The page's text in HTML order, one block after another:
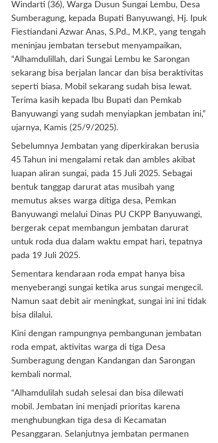
Windarti (36), Warga Dusun Sungai Lembu, Desa
Sumberagung, kepada Bupati Banyuwangi, Hj. Ipuk
Fiestiandani Azwar Anas, S.Pd., M.KP., yang tengah
meninjau jembatan tersebut menyampaikan,
“Alhamdulillah, dari Sungai Lembu ke Sarongan
sekarang bisa berjalan lancar dan bisa beraktivitas
seperti biasa. Mobil sekarang sudah bisa lewat.
Terima kasih kepada Ibu Bupati dan Pemkab
Banyuwangi yang sudah menyiapkan jembatan ini,”
ujarnya, Kamis (25/9/2025).
Sebelumnya Jembatan yang diperkirakan berusia
45 Tahun ini mengalami retak dan ambles akibat
luapan aliran sungai, pada 15 Juli 2025. Sebagai
bentuk tanggap darurat atas musibah yang
memutus akses warga ditiga desa, Pemkan
Banyuwangi melalui Dinas PU CKPP Banyuwangi,
bergerak cepat membangun jembatan darurat
untuk roda dua dalam waktu empat hari, tepatnya
pada 19 Juli 2025.
Sementara kendaraan roda empat hanya bisa
menyeberangi sungai ketika arus sungai mengecil.
Namun saat debit air meningkat, sungai ini ini tidak
bisa dilalui.
Kini dengan rampungnya pembangunan jembatan
roda empat, aktivitas warga di tiga Desa
Sumberagung dengan Kandangan dan Sarongan
kembali normal.
“Alhamdulilah sudah selesai dan bisa dilewati
mobil. Jembatan ini menjadi prioritas karena
menghubungkan tiga desa di Kecamatan
Pesanggaran. Selanjutnya jembatan permanen